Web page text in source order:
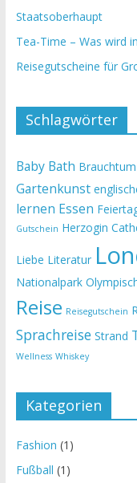
Staatsoberhaupt
Tea-Time – Was wird
Reisegutscheine für
Schlagwörter
Baby Bath Brauchtum
Gartenkunst
lernen Essen
Gutschein Herzogin
Liebe Literatur
Nationalpark
Reise Reisegutschein
Sprachreise Strand
Wellness Whiskey
Kategorien
Fashion (1)
Fußball (1)